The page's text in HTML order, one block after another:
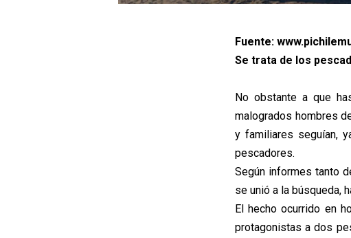
Fuente:
Se trata de los
No obstante a que
malogrados hombres
y familiares seguían,
pescadores.
Según informes tanto
se unió a la búsqueda,
El hecho ocurrido en
protagonistas a dos